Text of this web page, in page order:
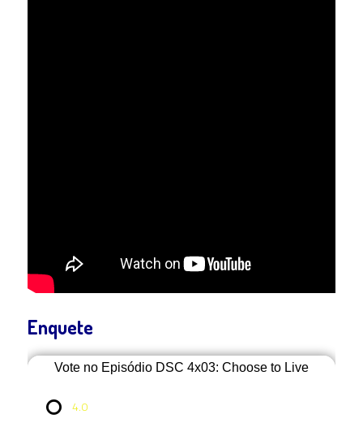
Enquete
Vote no Episódio DSC 4x03: Choose to Live
4.0